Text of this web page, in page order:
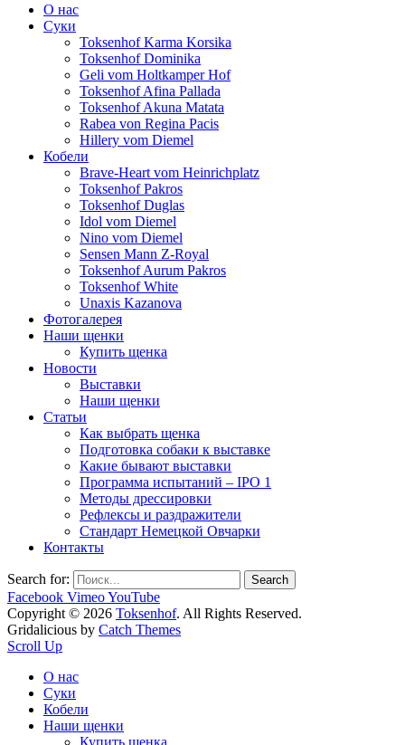
О нас
Суки
Toksenhof Karma Korsika
Toksenhof Dominika
Geli vom Holtkamper Hof
Toksenhof Afina Pallada
Toksenhof Akuna Matata
Rabea von Regina Pacis
Hillery vom Diemel
Кобели
Brave-Heart vom Heinrichplatz
Toksenhof Pakros
Toksenhof Duglas
Idol vom Diemel
Nino vom Diemel
Sensen Mann Z-Royal
Toksenhof Aurum Pakros
Toksenhof White
Unaxis Kazanova
Фотогалерея
Наши щенки
Купить щенка
Новости
Выставки
Наши щенки
Статьи
Как выбрать щенка
Подготовка собаки к выставке
Какие бывают выставки
Программа испытаний – IPO 1
Методы дрессировки
Рефлексы и раздражители
Стандарт Немецкой Овчарки
Контакты
Search for:
Facebook VimeoYouTube
Copyright © 2026 Toksenhof. All Rights Reserved.
Gridalicious by Catch Themes
Scroll Up
О нас
Суки
Кобели
Наши щенки
Купить щенка